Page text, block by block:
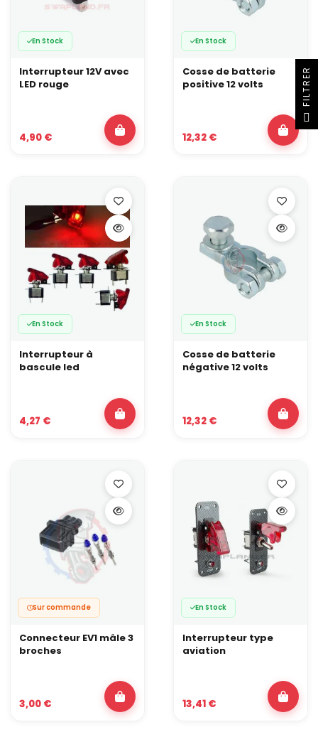
En Stock
Interrupteur 12V avec
LED rouge
4,90 €
En Stock
Cosse de batterie
positive 12 volts
12,32 €
En Stock
Interrupteur à
bascule led
4,27 €
En Stock
Cosse de batterie
négative 12 volts
12,32 €
Sur commande
Connecteur EV1 mâle 3
broches
3,00 €
En Stock
Interrupteur type
aviation
13,41 €
R